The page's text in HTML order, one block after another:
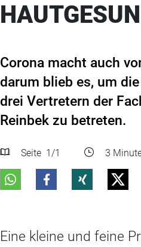
Corona macht auch
darum blieb es, um
drei Vertretern der
Reinbek zu betreten.
Seite 1/1 3
Eine kleine und feine